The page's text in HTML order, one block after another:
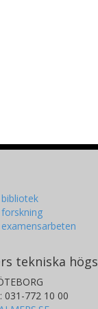
tekniska
031-772 10 00